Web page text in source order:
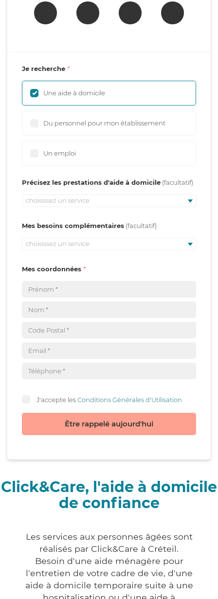
Je recherche
Une aide à domicile
Du personnel pour mon établissement
Un emploi
Précisez les prestations d'aide à domicile
choisissez un service
Mes besoins complémentaires
choisissez un service
Mes coordonnées
J'accepte lesConditions Générales d'Utilisation
Être rappelé aujourd'hui
Click&Care, l'aide à domicile
de confiance
Les services aux personnes âgées sont
réalisés par Click&Care à Créteil.
Besoin d'une aide ménagère pour
l'entretien de votre cadre de vie, d'une
aide à domicile temporaire suite à une